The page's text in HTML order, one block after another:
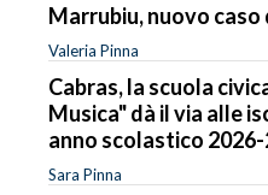
Marrubiu, nuovo caso
Valeria Pinna
Cabras, la scuola
Musica" dà il via alle
anno scolastico
Sara Pinna